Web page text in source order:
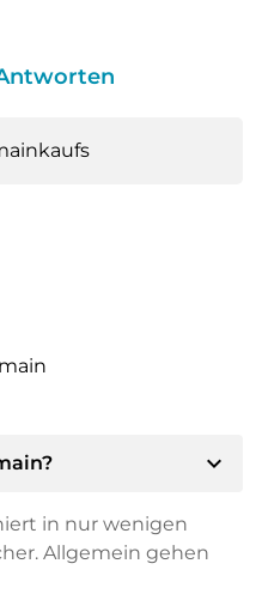
expand_more
in nur wenigen
Allgemein gehen